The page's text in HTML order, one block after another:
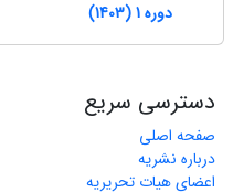
دوره 1 (1403)
دسترسی سریع
صفحه اصلی
درباره نشریه
اعضای هیات تحریریه